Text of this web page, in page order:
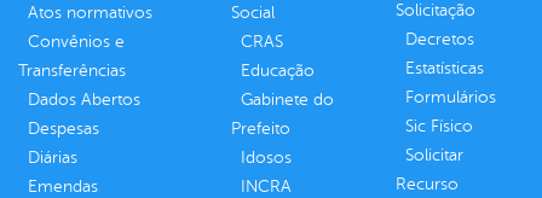
Atos normativos
Convênios e
Transferências
Dados Abertos
Despesas
Diárias
Emendas
Social
CRAS
Educação
Gabinete do
Prefeito
Idosos
INCRA
Solicitação
Decretos
Estatísticas
Formulários
Sic Físico
Solicitar
Recurso